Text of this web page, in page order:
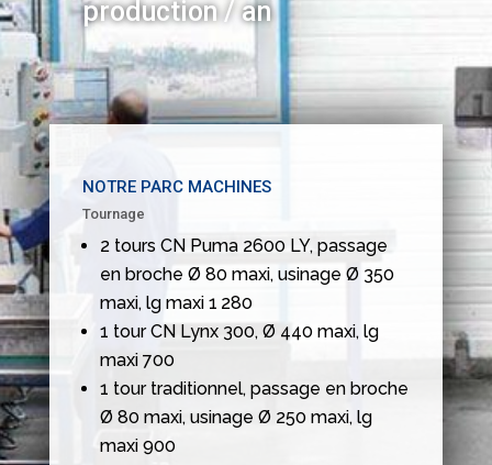
production / an
NOTRE PARC MACHINES
Tournage
2 tours CN Puma 2600 LY, passage
en broche Ø 80 maxi, usinage Ø 350
maxi, lg maxi 1 280
1 tour CN Lynx 300, Ø 440 maxi, lg
maxi 700
1 tour traditionnel, passage en broche
Ø 80 maxi, usinage Ø 250 maxi, lg
maxi 900